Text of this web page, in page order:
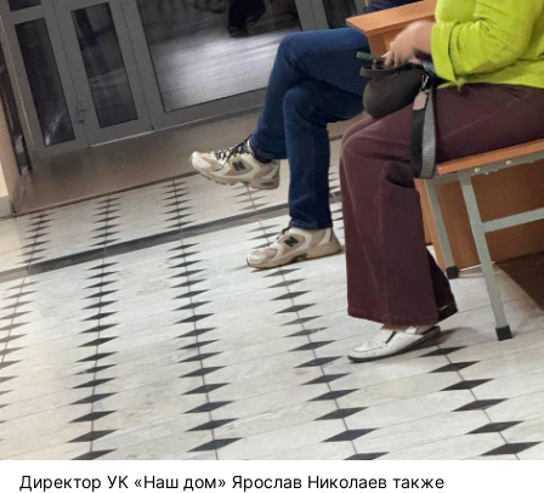
Директор УК «Наш дом» Ярослав Николаев также